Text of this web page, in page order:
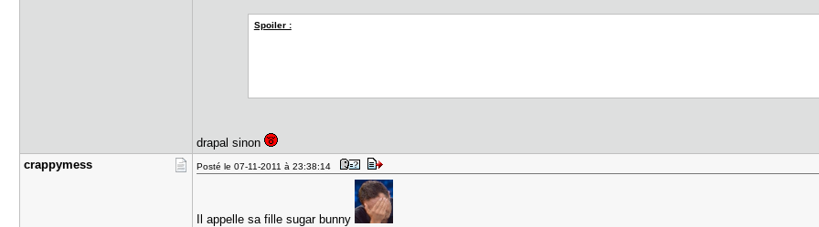
Spoiler :
drapal sinon
crappymess
Posté le 07-11-2011 à 23:38:14
Il appelle sa fille sugar bunny